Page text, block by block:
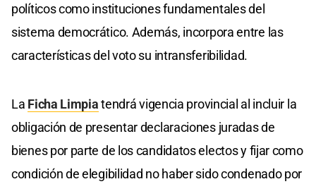
políticos como instituciones fundamentales del
sistema democrático. Además, incorpora entre las
características del voto su intransferibilidad.
La Ficha Limpiatendrá vigencia provincial al incluir la
obligación de presentar declaraciones juradas de
bienes por parte de los candidatos electos y fijar como
condición de elegibilidad no haber sido condenado por